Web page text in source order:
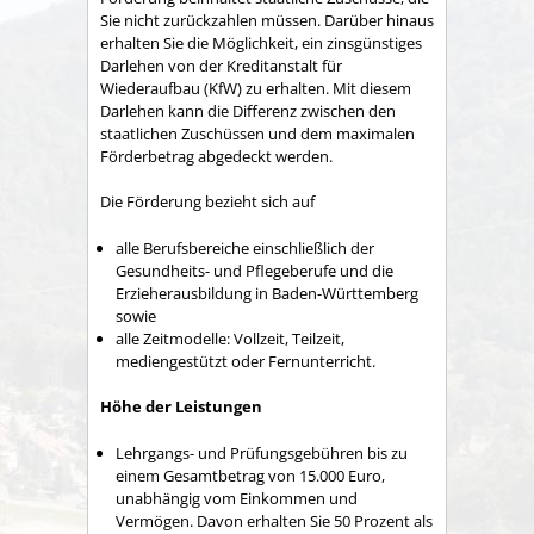
Sie nicht zurückzahlen müssen. Darüber hinaus
erhalten Sie die Möglichkeit, ein zinsgünstiges
Darlehen von der Kreditanstalt für
Wiederaufbau (KfW) zu erhalten. Mit diesem
Darlehen kann die Differenz zwischen den
staatlichen Zuschüssen und dem maximalen
Förderbetrag abgedeckt werden.
Die Förderung bezieht sich auf
alle Berufsbereiche einschließlich der
Gesundheits- und Pflegeberufe und die
Erzieherausbildung in Baden-Württemberg
sowie
alle Zeitmodelle: Vollzeit, Teilzeit,
mediengestützt oder Fernunterricht.
Höhe der Leistungen
Lehrgangs- und Prüfungsgebühren bis zu
einem Gesamtbetrag von 15.000 Euro,
unabhängig vom Einkommen und
Vermögen. Davon erhalten Sie 50 Prozent als